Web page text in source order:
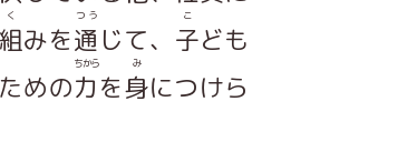
組
く
みを通
つう
じて、 子
こ
ども
めの力
ちから
を身
み
につけら